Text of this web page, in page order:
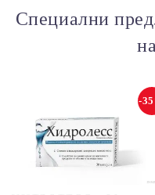
Специални
-